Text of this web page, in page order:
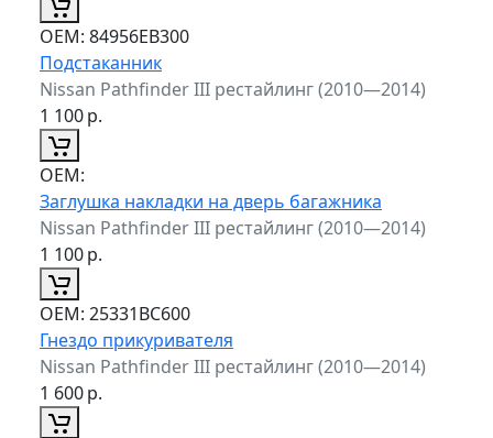
ОЕМ: 84956EB300
Подстаканник
Nissan Pathfinder III рестайлинг (2010—2014)
1 100р.
ОЕМ:
Заглушка накладки на дверь багажника
Nissan Pathfinder III рестайлинг (2010—2014)
1 100р.
ОЕМ: 25331BC600
Гнездо прикуривателя
Nissan Pathfinder III рестайлинг (2010—2014)
1 600р.